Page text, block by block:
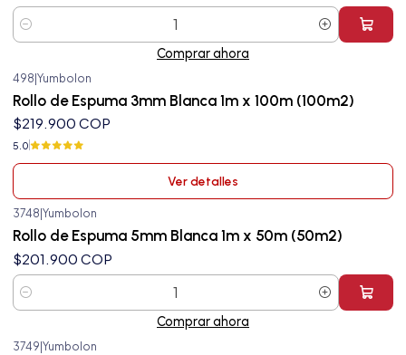
Cantidad
Comprar ahora
Agotado
498 Yumbolon
Rollo de Espuma 3mm Blanca 1m x 100m (100m2)
$219.900 COP
5.0
Ver detalles
3748 Yumbolon
Rollo de Espuma 5mm Blanca 1m x 50m (50m2)
$201.900 COP
Cantidad
Comprar ahora
3749 Yumbolon